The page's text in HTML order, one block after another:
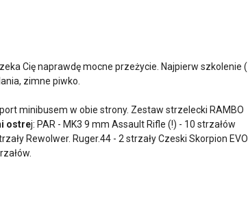
Cię naprawdę mocne przeżycie. Najpierw szkolenie (
zimne piwko.
minibusem w obie strony. Zestaw strzelecki RAMBO
ostrej: PAR - MK3 9 mm Assault Rifle (!) - 10 strzałów
Rewolwer. Ruger.44 - 2 strzały Czeski Skorpion EVO